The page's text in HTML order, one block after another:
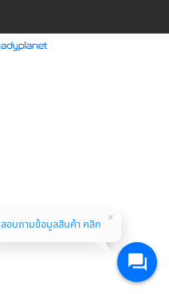
สอบถามข้อมูลสินค้า คลิก